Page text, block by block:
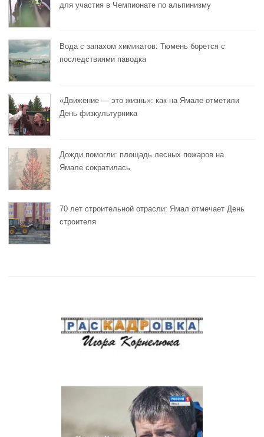
для участия в Чемпионате по альпинизму
Вода с запахом химикатов: Тюмень борется с
последствиями паводка
«Движение — это жизнь»: как на Ямале отметили
День физкультурника
Дожди помогли: площадь лесных пожаров на
Ямале сократилась
70 лет строительной отрасли: Ямал отмечает День
строителя